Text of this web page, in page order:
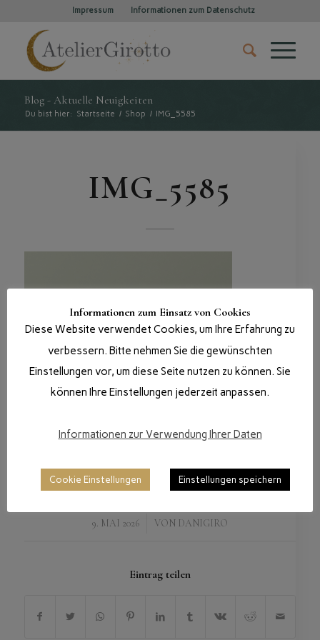
Impressum Informationen zum Datenschutz
Blog - Aktuelle Neuigkeiten
Du bist hier: Startseite / Shop / IMG_5585
IMG_5585
9. MAI 2026
/ VON DANIGIRO
Eintrag teilen
Informationen zum Einsatz von Cookies
Diese Website verwendet Cookies, um Ihre Erfahrung zu
verbessern. Bitte nehmen Sie die gewünschten
Einstellungen vor, um diese Seite nutzen zu können. Sie
können Ihre Einstellungen jederzeit anpassen.
Informationen zur Verwendung Ihrer Daten
Cookie Einstellungen Einstellungen speichern